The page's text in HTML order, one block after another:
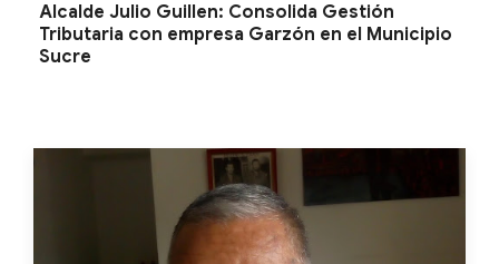
Alcalde Julio Guillen: Consolida Gestión
Tributaria con empresa Garzón en el Municipio
Sucre